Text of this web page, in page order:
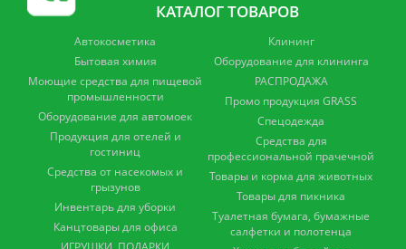
КАТАЛОГ ТОВАРОВ
Автокосметика
Бытовая химия
Моющие средства для пищевой
промышленности
Оборудование для автомоек
Продукция для отелей и
гостиниц
Средства от насекомых и
грызунов
Инвентарь для уборки
Канцтовары для офиса
Клининг
Оборудование для клининга
РАСПРОДАЖА
Промо продукция GRASS
Спецодежда
Средства для
профессиональной прачечной
Товары и корма для животных
Товары для пикника
Туалетная бумага, бумажные
салфетки и полотенца